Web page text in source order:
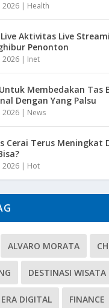
2026 | Health
Aktivitas Live
Penonton
2026 | Inet
Membedakan Tas
Dengan Yang Palsu
2026 | News
Cerai Terus Meningkat
2026 | Hot
ALVARO MORATA
DESTINASI WISATA
ERA DIGITAL FINANCE